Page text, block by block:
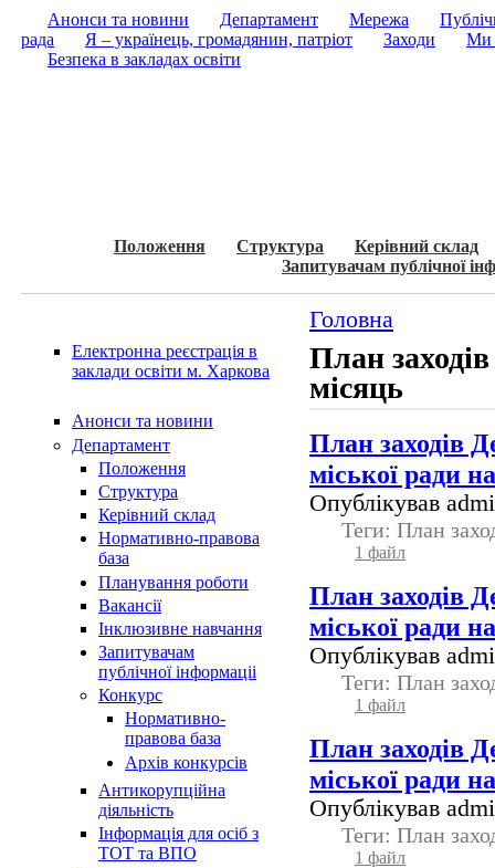
Анонси та новини Департамент Мережа
рада
Я – українець, громадянин, патріот Заходи
Ми
Безпека в закладах освіти
Положення Структура
Керівний склад
Запитувачам публічної
Електронна реєстрація в
заклади освіти м. Харкова
Анонси та новини
Департамент
Положення
Структура
Керівний склад
Нормативно-правова
база
Планування роботи
Вакансії
Інклюзивне навчання
Запитувачам
публічної інформаціі
Конкурс
Нормативно-
правова база
Архів конкурсів
Антикорупційна
діяльність
Інформація для осіб з
ТОТ та ВПО
Головна
План
мiсяць
План заходів
міської ради
Опублікував
Теги: План
1 файл
План заходів
міської ради
Опублікував
Теги: План
1 файл
План заходів
міської ради
Опублікував
Теги: План
1 файл